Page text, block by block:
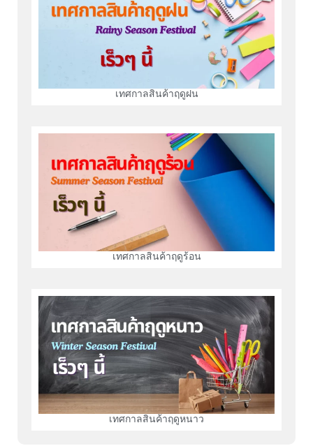
เทศกาลสินค้าฤดูฝน
เทศกาลสินค้าฤดูร้อน
เทศกาลสินค้าฤดูหนาว